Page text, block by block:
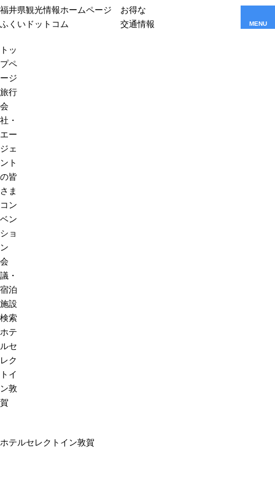
福井県観光情報ホームページ
ふくいドットコム
お得な
交通情報
MENU
トッ
プペ
ージ
旅行
会
社・
エー
ジェ
ント
の皆
さま
コン
ベン
ショ
ン
会
議・
宿泊
施設
検索
ホテ
ルセ
レク
トイ
ン敦
賀
ホテルセレクトイン敦賀